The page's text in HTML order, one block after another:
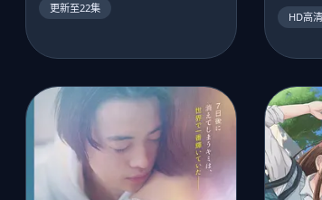
更新至22集
HD高清